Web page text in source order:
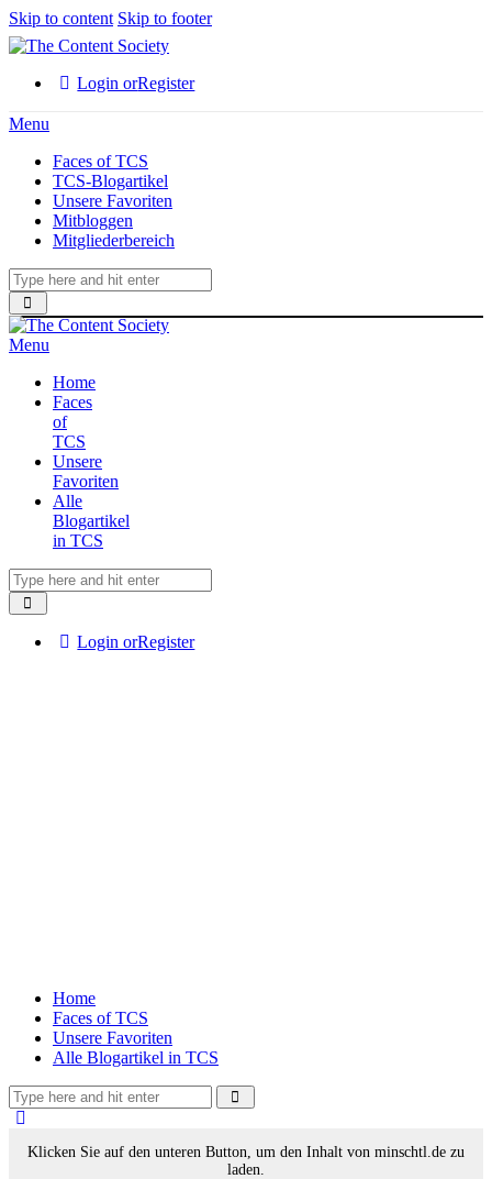
Skip to content Skip to footer
Login orRegister
Menu
Faces of TCS
TCS-Blogartikel
Unsere Favoriten
Mitbloggen
Mitgliederbereich
Menu
Home
Faces
of
TCS
Unsere
Favoriten
Alle
Blogartikel
in TCS
Login orRegister
Home
Faces of TCS
Unsere Favoriten
Alle Blogartikel in TCS
Klicken Sie auf den unteren Button, um den Inhalt von minschtl.de zu
laden.